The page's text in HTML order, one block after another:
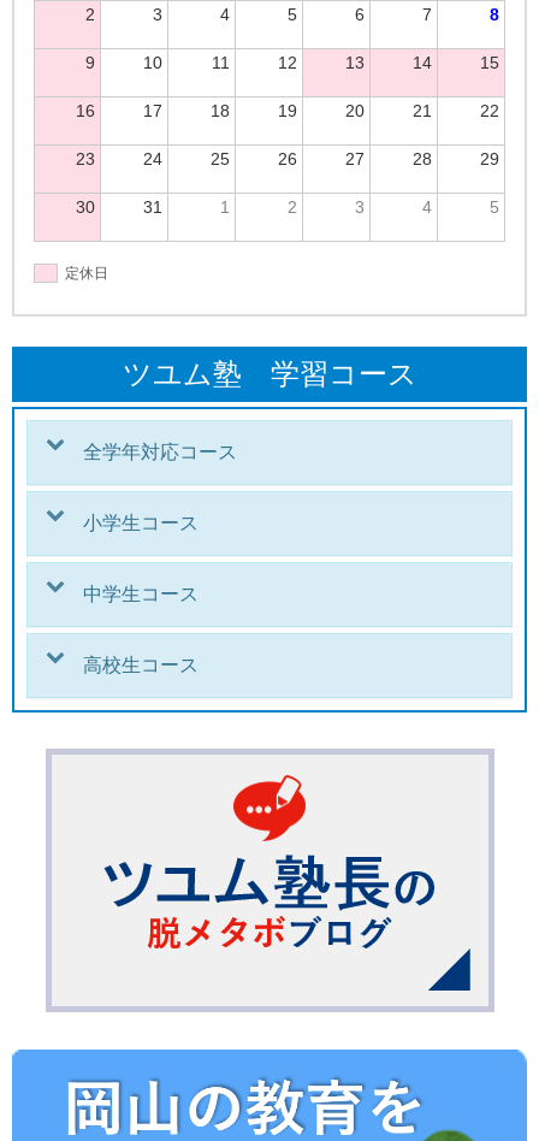
2 3 4 5 6 7 8
9 10 11 12 13 14 15
16 17 18 19 20 21 22
23 24 25 26 27 28 29
30 31 1 2 3 4 5
定休日
ツユム塾 学習コース
全学年対応コース
小学生コース
中学生コース
高校生コース